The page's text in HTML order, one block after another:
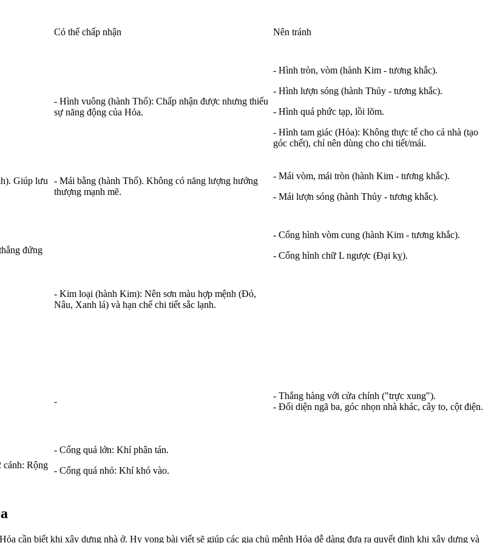
Có thể chấp nhận Nên tránh
- Hình vuông (hành Thổ): Chấp nhận được nhưng thiếu
sự năng động của Hỏa.
- Hình tròn, vòm (hành Kim - tương khắc).
- Hình lượn sóng (hành Thủy - tương khắc).
- Hình quá phức tạp, lồi lõm.
- Hình tam giác (Hỏa): Không thực tế cho cả nhà (tạo
góc chết), chỉ nên dùng cho chi tiết/mái.
Giúp lưu
- Mái bằng (hành Thổ). Không có năng lượng hướng
thượng mạnh mẽ.
- Mái vòm, mái tròn (hành Kim - tương khắc).
- Mái lượn sóng (hành Thủy - tương khắc).
đứng
- Cổng hình vòm cung (hành Kim - tương khắc).
- Cổng hình chữ L ngược (Đại kỵ).
- Kim loại (hành Kim): Nên sơn màu hợp mệnh (Đỏ,
Nâu, Xanh lá) và hạn chế chi tiết sắc lạnh.
-
- Thẳng hàng với cửa chính ("trực xung").
- Đối diện ngã ba, góc nhọn nhà khác, cây to, cột điện.
cánh: Rộng
- Cổng quá lớn: Khí phân tán.
- Cổng quá nhỏ: Khí khó vào.
cần biết khi xây dựng nhà ở. Hy vọng bài viết sẽ giúp các gia chủ mệnh Hỏa dễ dàng đưa ra quyết định khi xây dựng và